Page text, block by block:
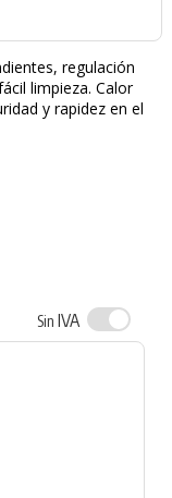
regulación
limpieza. Calor
y rapidez en el
Sin IVA